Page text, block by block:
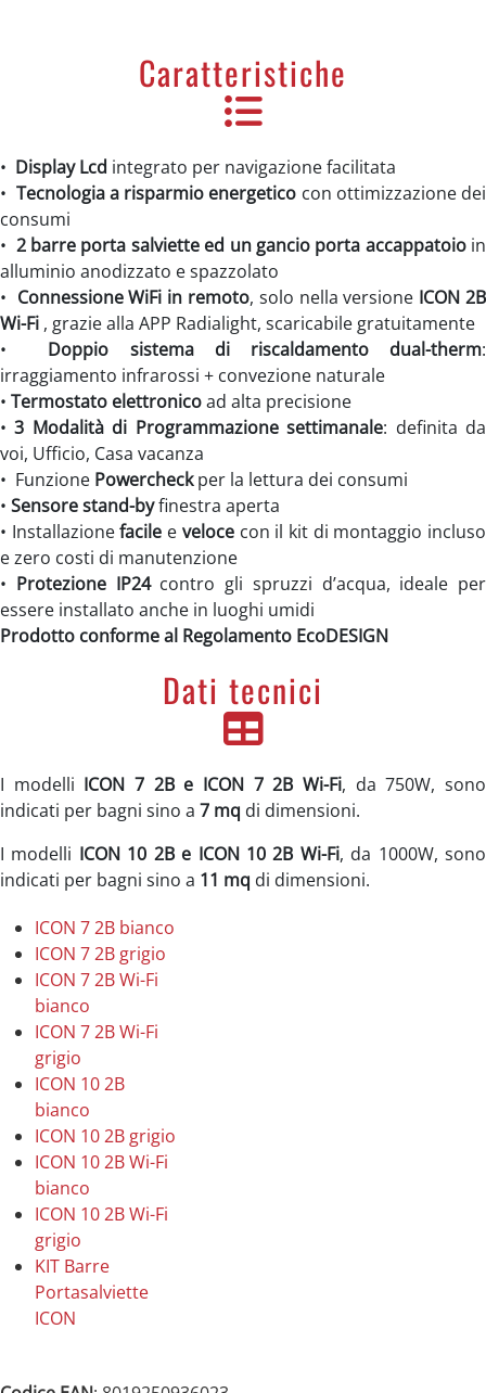
Caratteristiche
• Display Lcd integrato per navigazione facilitata
• Tecnologia a risparmio energetico con ottimizzazione dei
consumi
• 2 barre porta salviette ed un gancio porta accappatoioin
alluminio anodizzato e spazzolato
• Connessione WiFi in remoto, solo nella versione ICON 2B
Wi-Fi , grazie alla APP Radialight, scaricabile gratuitamente
• Doppio sistema di riscaldamento dual-therm:
irraggiamento infrarossi + convezione naturale
• Termostato elettronicoad alta precisione
•3 Modalità di Programmazione settimanale: definita da
voi, Ufficio, Casa vacanza
• Funzione Powercheckper la lettura dei consumi
• Sensore stand-byfinestra aperta
• Installazionefacile e velocecon il kit di montaggio incluso
e zero costi di manutenzione
• Protezione IP24contro gli spruzzi d’acqua, ideale per
essere installato anche in luoghi umidi
Prodotto conforme al Regolamento EcoDESIGN
Dati tecnici
I modelli ICON 7 2B e ICON 7 2B Wi-Fi, da 750W, sono
indicati per bagni sino a 7 mq di dimensioni.
I modelli ICON 10 2B e ICON 10 2B Wi-Fi, da 1000W, sono
indicati per bagni sino a 11 mq di dimensioni.
ICON 7 2B bianco
ICON 7 2B grigio
ICON 7 2B Wi-Fi
bianco
ICON 7 2B Wi-Fi
grigio
ICON 10 2B
bianco
ICON 10 2B grigio
ICON 10 2B Wi-Fi
bianco
ICON 10 2B Wi-Fi
grigio
KIT Barre
Portasalviette
ICON